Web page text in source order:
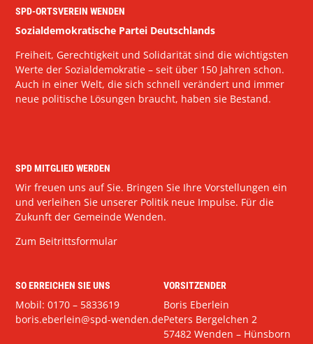
SPD-ORTSVEREIN WENDEN
Sozialdemokratische Partei Deutschlands
Freiheit, Gerechtigkeit und Solidarität sind die wichtigsten
Werte der Sozialdemokratie – seit über 150 Jahren schon.
Auch in einer Welt, die sich schnell verändert und immer
neue politische Lösungen braucht, haben sie Bestand.
SPD MITGLIED WERDEN
Wir freuen uns auf Sie. Bringen Sie Ihre Vorstellungen ein
und verleihen Sie unserer Politik neue Impulse. Für die
Zukunft der Gemeinde Wenden.
Zum Beitrittsformular
SO ERREICHEN SIE UNS
Mobil: 0170 – 5833619
boris.eberlein@spd-wenden.de
VORSITZENDER
Boris Eberlein
Peters Bergelchen 2
57482 Wenden – Hünsborn